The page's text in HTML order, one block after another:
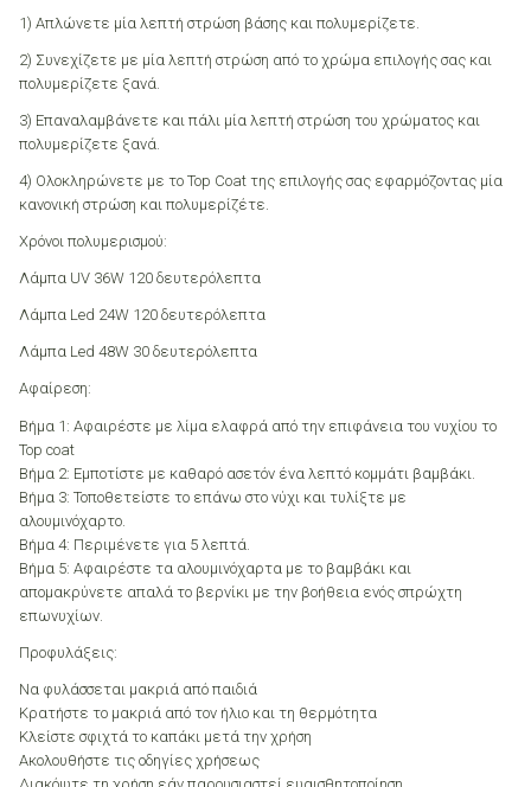
1) Απλώνετε μία λεπτή στρώση βάσης και πολυμερίζετε.
2) Συνεχίζετε με μία λεπτή στρώση από το χρώμα επιλογής σας και
πολυμερίζετε ξανά.
3) Επαναλαμβάνετε και πάλι μία λεπτή στρώση του χρώματος και
πολυμερίζετε ξανά.
4) Ολοκληρώνετε με το Top Coat της επιλογής σας εφαρμόζοντας μία
κανονική στρώση και πολυμερίζέτε.
Χρόνοι πολυμερισμού:
Λάμπα UV 36W 120 δευτερόλεπτα
Λάμπα Led 24W 120 δευτερόλεπτα
Λάμπα Led 48W 30 δευτερόλεπτα
Αφαίρεση:
Βήμα 1: Αφαιρέστε με λίμα ελαφρά από την επιφάνεια του νυχίου το
Top coat
Βήμα 2: Εμποτίστε με καθαρό ασετόν ένα λεπτό κομμάτι βαμβάκι.
Βήμα 3: Τοποθετείστε το επάνω στο νύχι και τυλίξτε με
αλουμινόχαρτο.
Βήμα 4: Περιμένετε για 5 λεπτά.
Βήμα 5: Αφαιρέστε τα αλουμινόχαρτα με το βαμβάκι και
απομακρύνετε απαλά το βερνίκι με την βοήθεια ενός σπρώχτη
επωνυχίων.
Προφυλάξεις:
Να φυλάσσεται μακριά από παιδιά
Κρατήστε το μακριά από τον ήλιο και τη θερμότητα
Κλείστε σφιχτά το καπάκι μετά την χρήση
Ακολουθήστε τις οδηγίες χρήσεως